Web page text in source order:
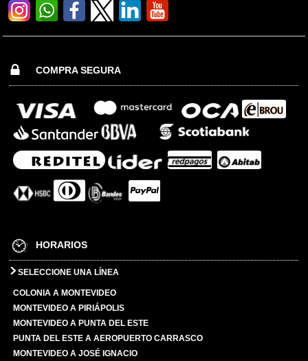
COMPRA SEGURA
HORARIOS
SELECCIONE UNA LÍNEA
COLONIA A MONTEVIDEO
MONTEVIDEO A PIRIÁPOLIS
MONTEVIDEO A PUNTA DEL ESTE
PUNTA DEL ESTE A AEROPUERTO CARRASCO
MONTEVIDEO A JOSÉ IGNACIO